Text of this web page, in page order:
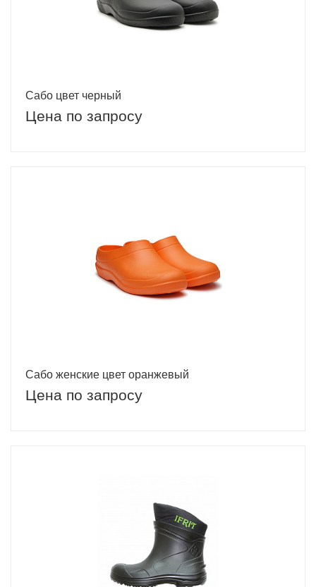
Сабо цвет черный
Цена по запросу
Сабо женские цвет оранжевый
Цена по запросу